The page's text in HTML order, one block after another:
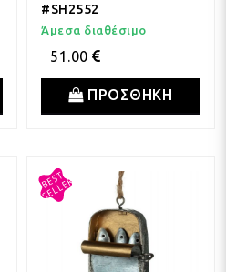
#SH2552
Άμεσα διαθέσιμο
51.00
ΠΡΟΣΘΗΚΗ